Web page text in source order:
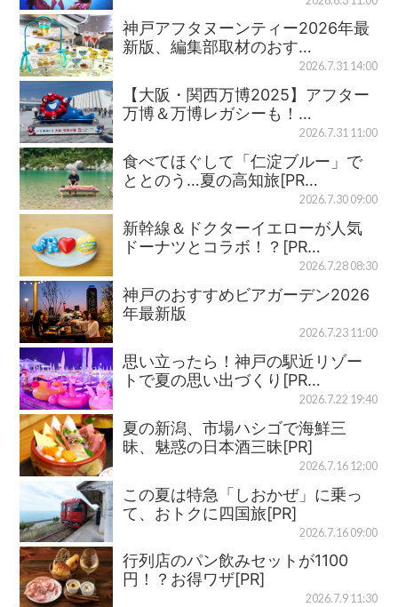
神戸アフタヌーンティー2026年最
新版、編集部取材のおす…
2026.7.31 14:00
【大阪・関西万博2025】アフター
万博＆万博レガシーも！…
2026.7.31 11:00
食べてほぐして「仁淀ブルー」で
ととのう…夏の高知旅[PR…
2026.7.30 09:00
新幹線＆ドクターイエローが人気
ドーナツとコラボ！？[PR…
2026.7.28 08:30
神戸のおすすめビアガーデン2026
年最新版
2026.7.23 11:00
思い立ったら！神戸の駅近リゾー
トで夏の思い出づくり[PR…
2026.7.22 19:40
夏の新潟、市場ハシゴで海鮮三
昧、魅惑の日本酒三昧[PR]
2026.7.16 12:00
この夏は特急「しおかぜ」に乗っ
て、おトクに四国旅[PR]
2026.7.16 09:00
行列店のパン飲みセットが1100
円！？お得ワザ[PR]
2026.7.9 11:30